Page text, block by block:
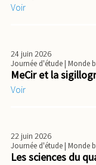
Voir
24 juin 2026
Journée d'étude| Monde
MeCir et la
Voir
22 juin 2026
Journée d'étude| Monde
Les sciences du